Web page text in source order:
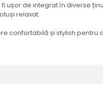
ușor de integrat în diverse
relaxat.
confortabilă și stylish